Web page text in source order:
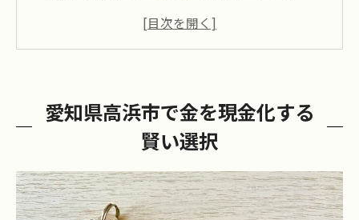
高浜市で買取店を活用した金売却術
説
買取店ごとの査定基準と金額の違いを解説
信頼できる買取店選びの判断基準とは
高浜市で金の査定額を上げる買取店の特徴
愛知県高浜市で金を現金化する
賢い選択